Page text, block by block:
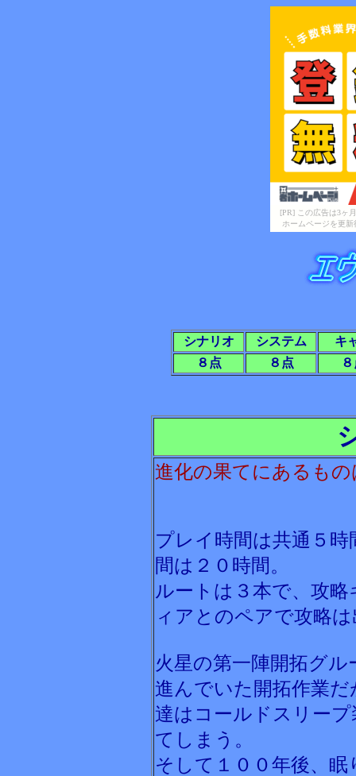
[PR] この広告は3ヶ
ホームページを更
シナリオ システム
キ
８点
８点
進化の果てにあるも
プレイ時間は共通５
間は２０時間。
ルートは３本で、攻
ィアとのペアで攻略
火星の第一陣開拓グ
進んでいた開拓作業
達はコールドスリー
てしまう。
そして１００年後、